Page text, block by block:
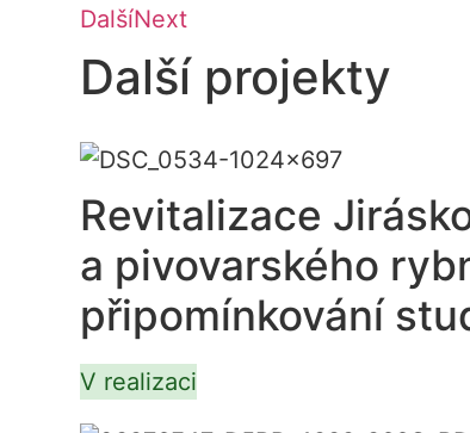
DalšíNext
Další projekty
Revitalizace
a pivovarského
připomínkování
V realizaci